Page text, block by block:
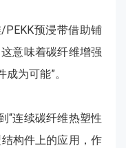
预浸带借助铺
意味着碳纤维增强
为可能”。
连续碳纤维热塑性
构件上的应用，作